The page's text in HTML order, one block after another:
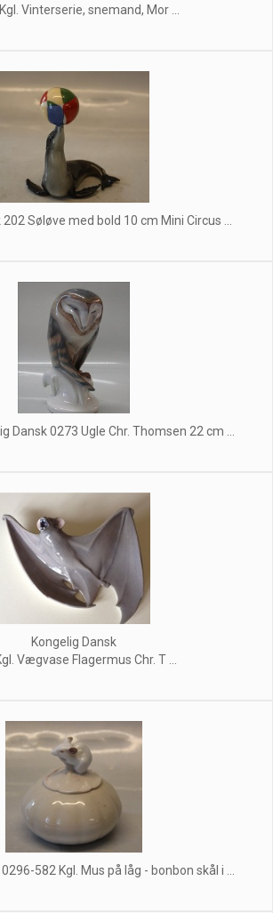
Vinterserie, snemand, Mor ...
Søløve med bold 10 cm Mini Circus ...
Dansk 0273 Ugle Chr. Thomsen 22 cm ...
Kongelig Dansk
Vægvase Flagermus Chr. T ...
582 Kgl. Mus på låg - bonbon skål i ...